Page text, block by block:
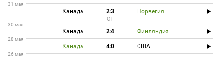
31 мая
Канада 2:3 Норвегия
ОТ
30 мая
Канада 2:4 Финляндия
28 мая
Канада 4:0 США
26 мая